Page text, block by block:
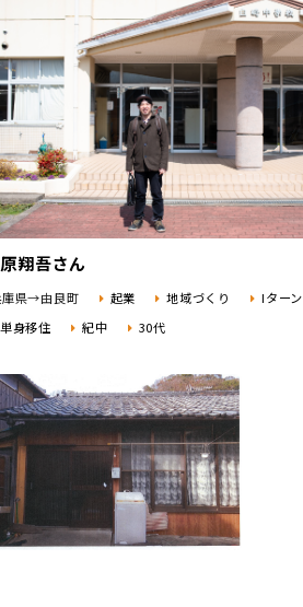
翔吾さん
庫県→由良町 起業 地域づくり
Iターン
単身移住
紀中 30代